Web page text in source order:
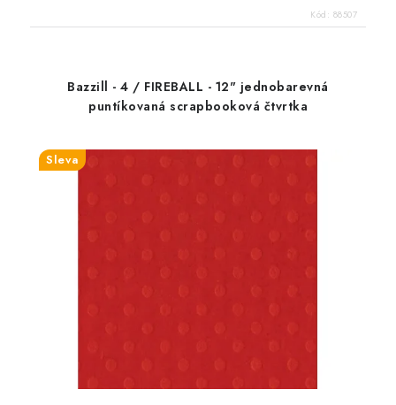
Kód: 88507
Bazzill - 4 / FIREBALL - 12" jednobarevná
puntíkovaná scrapbooková čtvrtka
Sleva